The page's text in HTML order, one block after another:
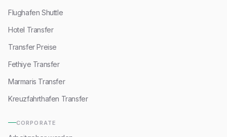
Flughafen Shuttle
Hotel Transfer
Transfer Preise
Fethiye Transfer
Marmaris Transfer
Kreuzfahrthafen Transfer
CORPORATE